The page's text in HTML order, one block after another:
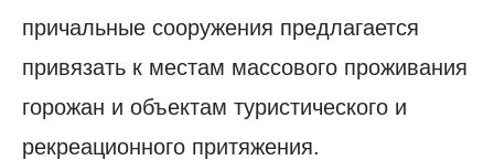
причальные сооружения предлагается
привязать к местам массового проживания
горожан и объектам туристического и
рекреационного притяжения.